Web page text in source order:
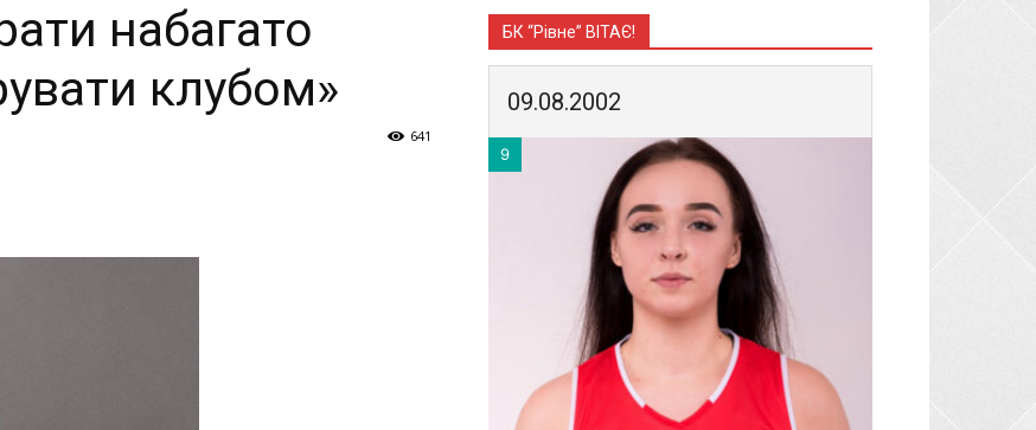
набагато
клубом»
641
БК “Рівне” ВІТАЄ!
09.08.2002
9